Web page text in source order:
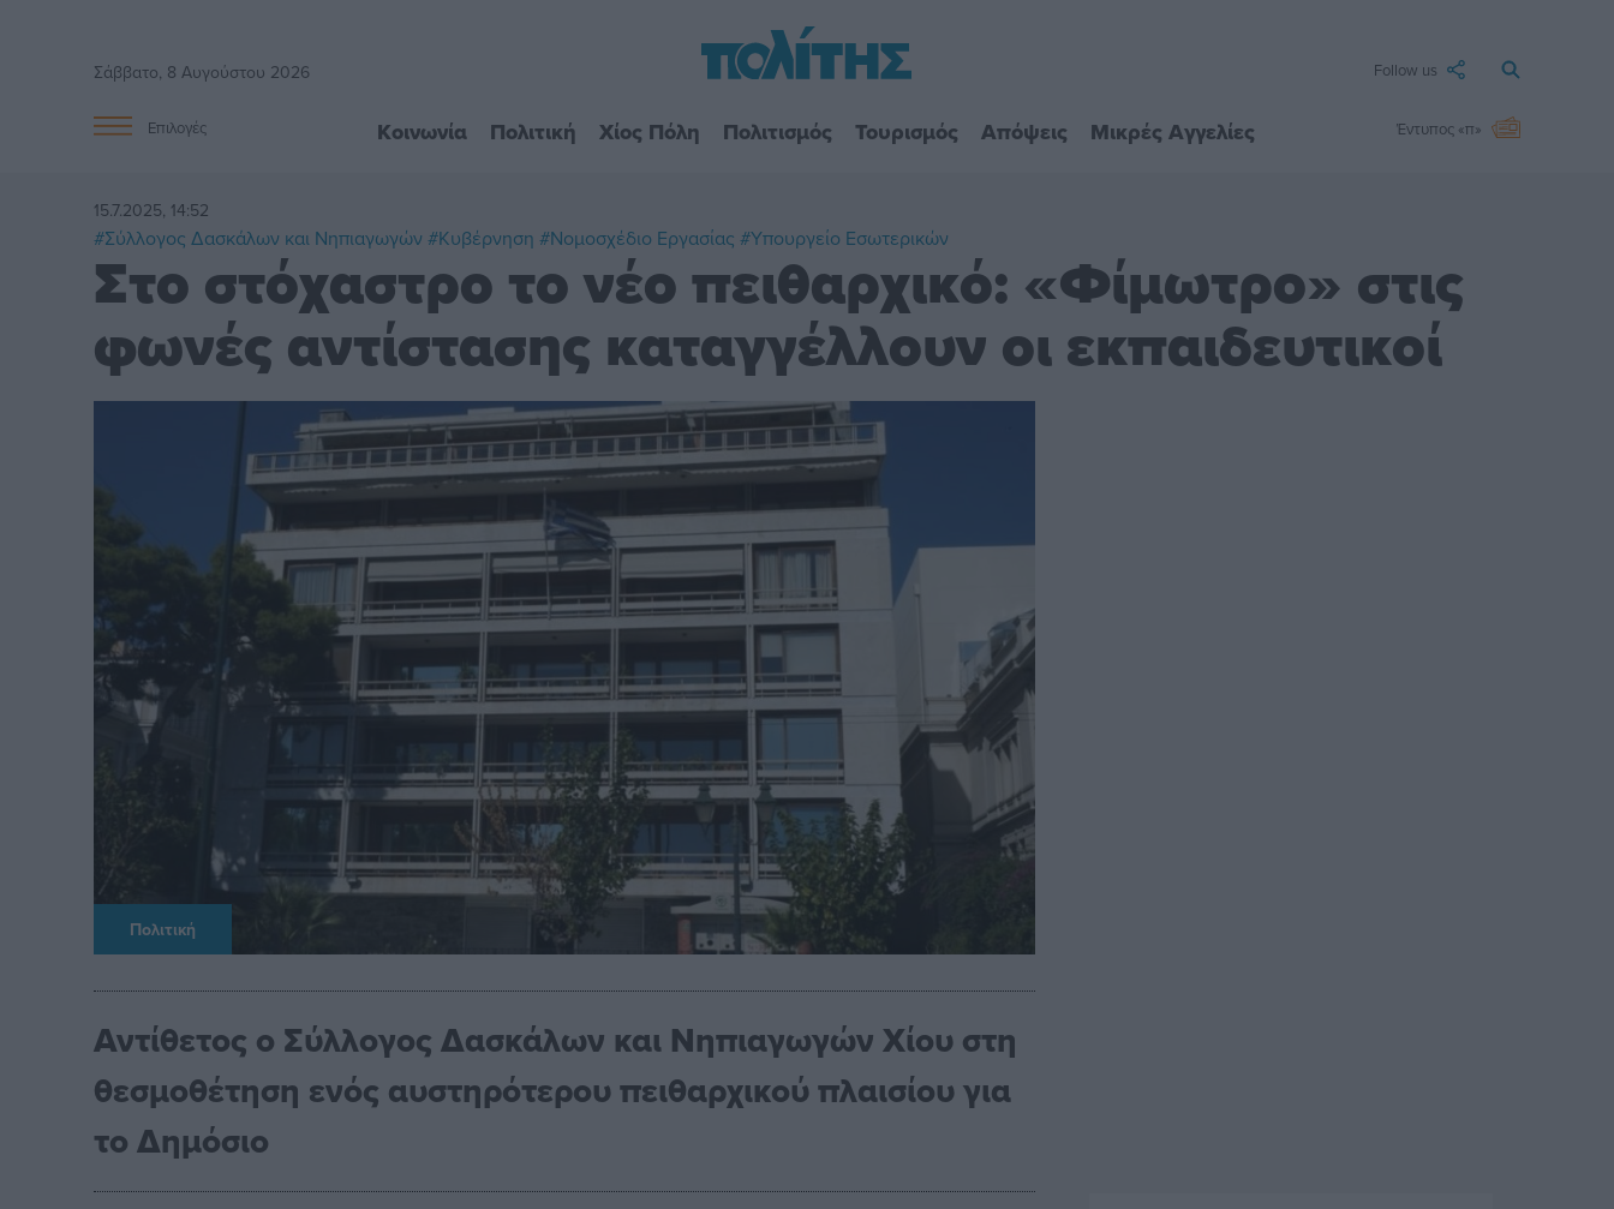
Σάββατο, 8 Αυγούστου 2026 Follow us
Επιλογές Κοινωνία Πολιτική Χίος Πόλη Πολιτισμός Τουρισμός Απόψεις Μικρές Αγγελίες Έντυπος «π»
15.7.2025, 14:52
#Σύλλογος Δασκάλων και Νηπιαγωγών #Κυβέρνηση #Νομοσχέδιο Εργασίας #Υπουργείο Εσωτερικών
Στο στόχαστρο το νέο πειθαρχικό: «Φίμωτρο» στις
φωνές αντίστασης καταγγέλλουν οι εκπαιδευτικοί
Πολιτική
Αντίθετος ο Σύλλογος Δασκάλων και Νηπιαγωγών Χίου στη
θεσμοθέτηση ενός αυστηρότερου πειθαρχικού πλαισίου για
το Δημόσιο